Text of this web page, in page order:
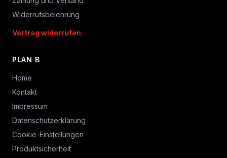
Widerrufsbelehrung
Vertrag widerrufen
PLAN B
Home
Kontakt
Impressum
Datenschutzerklärung
Cookie-Einstellungen
Produktsicherheit